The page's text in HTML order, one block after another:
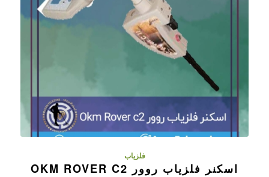
فلزیاب
اسکنر فلزیاب روور OKM ROVER C2